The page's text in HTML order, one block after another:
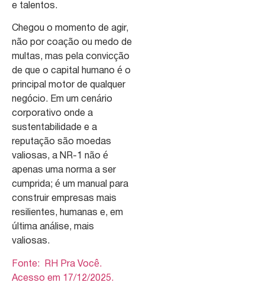
e talentos.
Chegou o momento de agir,
não por coação ou medo de
multas, mas pela convicção
de que o capital humano é o
principal motor de qualquer
negócio. Em um cenário
corporativo onde a
sustentabilidade e a
reputação são moedas
valiosas, a NR-1 não é
apenas uma norma a ser
cumprida; é um manual para
construir empresas mais
resilientes, humanas e, em
última análise, mais
valiosas.
Fonte: RH Pra Você.
Acesso em 17/12/2025.